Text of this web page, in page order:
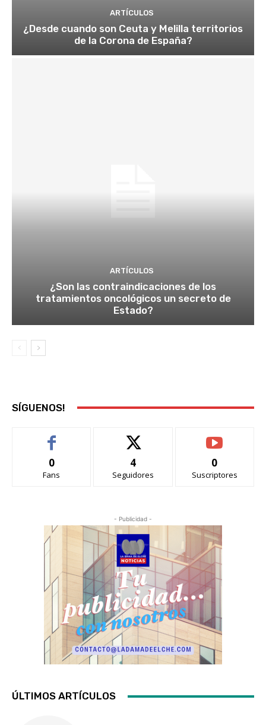
ARTÍCULOS
¿Desde cuando son Ceuta y Melilla territorios
de la Corona de España?
ARTÍCULOS
¿Son las contraindicaciones de los
tratamientos oncológicos un secreto de
Estado?
SÍGUENOS!
0
Fans
4
Seguidores
0
Suscriptores
- Publicidad -
ÚLTIMOS ARTÍCULOS